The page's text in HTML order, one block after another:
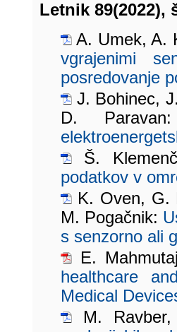
Letnik 89(2022),
A. Umek, A.
vgrajenimi
posredovanje
J. Bohinec,
D.
Š.
podatkov v
K. Oven, G.
M. Pogačnik:
s senzorno ali
E.
healthcare
Medical
M. Ravber,